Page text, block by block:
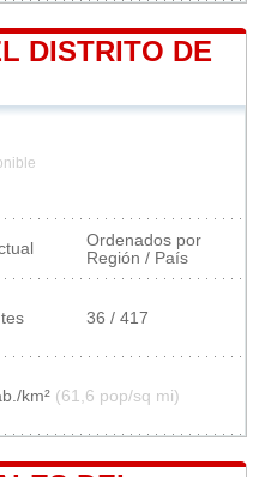
DISTRITO DE
Ordenados por
Región / País
36 / 417
km² (61,6 pop/sq mi)